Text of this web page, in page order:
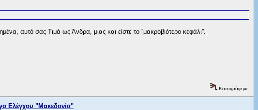
αυτό σας Τιμά ως Άνδρα, μιας και είστε το ''μακροβιότερο κεφάλι''.
Καταγράφηκε
Ελέγχου "Μακεδονία"